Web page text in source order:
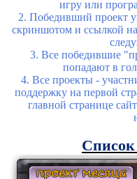
игру или
2. Победивший проект
скриншотом и ссылкой
3. Все победившие
попадают в
4. Все проекты -
поддержку на первой
главной странице
Список